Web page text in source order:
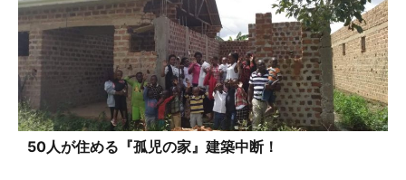
50人が住める『孤児の家』建築中断！